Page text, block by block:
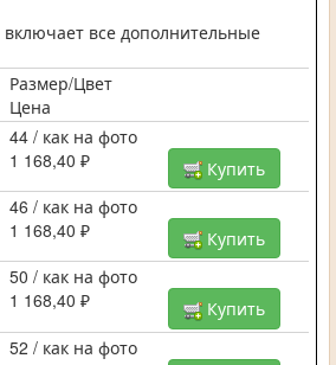
все дополнительные
Размер/Цвет
Цена
44 / как на фото
1 168,40 ₽
Купить
46 / как на фото
1 168,40 ₽
Купить
50 / как на фото
1 168,40 ₽
Купить
52 / как на фото